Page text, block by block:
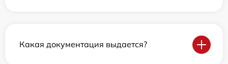
Какая документация выдается?